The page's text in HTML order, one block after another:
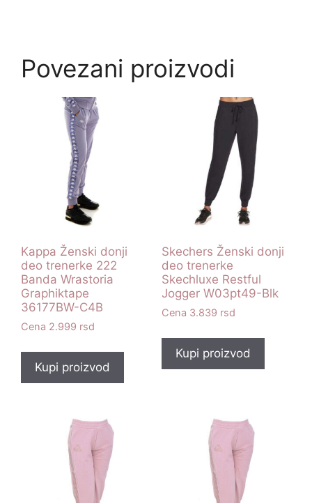
Povezani proizvodi
Kappa Ženski donji
deo trenerke 222
Banda Wrastoria
Graphiktape
36177BW-C4B
2.999 rsd
Kupi proizvod
Skechers Ženski donji
deo trenerke
Skechluxe Restful
Jogger W03pt49-Blk
3.839 rsd
Kupi proizvod